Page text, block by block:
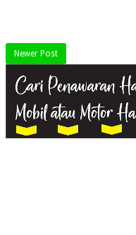
Newer Post